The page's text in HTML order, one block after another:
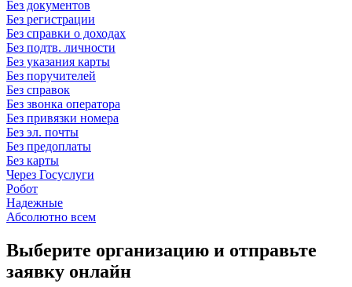
Без документов
Без регистрации
Без справки о доходах
Без подтв. личности
Без указания карты
Без поручителей
Без справок
Без звонка оператора
Без привязки номера
Без эл. почты
Без предоплаты
Без карты
Через Госуслуги
Робот
Надежные
Абсолютно всем
Выберите организацию и отправьте
заявку онлайн